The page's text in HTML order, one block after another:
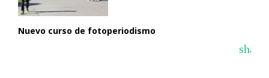
Nuevo curso de fotoperiodismo
share